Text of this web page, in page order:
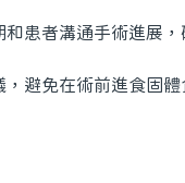
患者溝通手術進展，
避免在術前進食固體